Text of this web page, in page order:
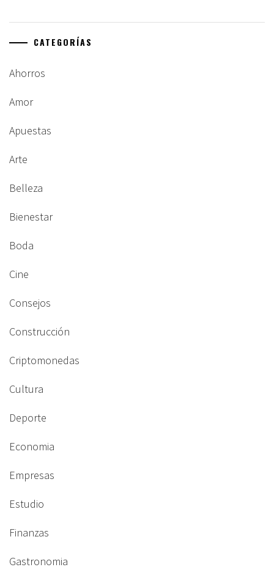
CATEGORÍAS
Ahorros
Amor
Apuestas
Arte
Belleza
Bienestar
Boda
Cine
Consejos
Construcción
Criptomonedas
Cultura
Deporte
Economia
Empresas
Estudio
Finanzas
Gastronomia